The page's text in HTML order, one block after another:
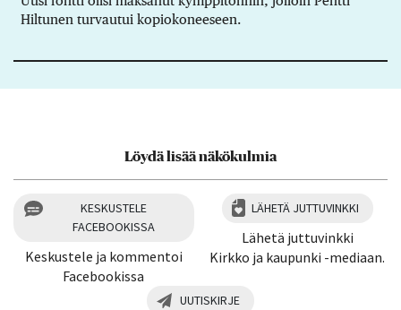
Hiltunen turvautui kopiokoneeseen.
Löydä lisää näkökulmia
KESKUSTELE
FACEBOOKISSA
Keskustele ja kommentoi
Facebookissa
LÄHETÄ JUTTUVINKKI
Lähetä juttuvinkki
Kirkko ja kaupunki -mediaan.
UUTISKIRJE